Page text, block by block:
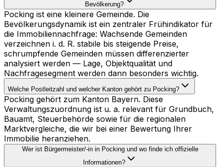
Bevölkerung?
Pocking ist eine kleinere Gemeinde. Die
Bevölkerungsdynamik ist ein zentraler Frühindikator für
die Immobiliennachfrage: Wachsende Gemeinden
verzeichnen i. d. R. stabile bis steigende Preise,
schrumpfende Gemeinden müssen differenzierter
analysiert werden — Lage, Objektqualität und
Nachfragesegment werden dann besonders wichtig.
Welche Postleitzahl und welcher Kanton gehört zu Pocking?
Pocking gehört zum Kanton Bayern. Diese
Verwaltungszuordnung ist u. a. relevant für Grundbuch,
Bauamt, Steuerbehörde sowie für die regionalen
Marktvergleiche, die wir bei einer Bewertung Ihrer
Immobilie heranziehen.
Wer ist Bürgermeister/-in in Pocking und wo finde ich offizielle
Informationen?